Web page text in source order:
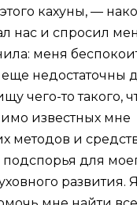
кахуны, —
нас и спросил
меня
недостаточны
чего-то такого,
известных мне
методов и
подспорья для
развития.